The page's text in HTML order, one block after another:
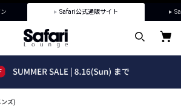
Safari公式通販サイト
ンズ)